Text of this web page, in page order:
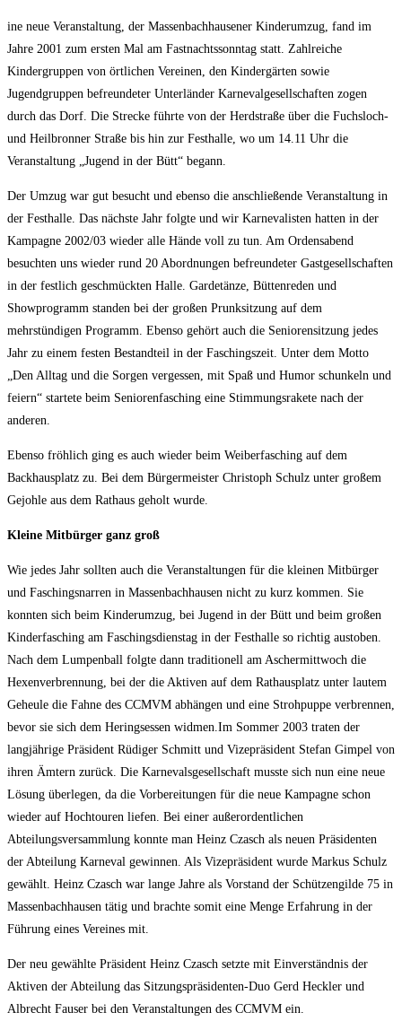
ine neue Veranstaltung, der Massenbachhausener Kinderumzug, fand im
Jahre 2001 zum ersten Mal am Fastnachtssonntag statt. Zahlreiche
Kindergruppen von örtlichen Vereinen, den Kindergärten sowie
Jugendgruppen befreundeter Unterländer Karnevalgesellschaften zogen
durch das Dorf. Die Strecke führte von der Herdstraße über die Fuchsloch-
und Heilbronner Straße bis hin zur Festhalle, wo um 14.11 Uhr die
Veranstaltung „Jugend in der Bütt“ begann.
Der Umzug war gut besucht und ebenso die anschließende Veranstaltung in
der Festhalle. Das nächste Jahr folgte und wir Karnevalisten hatten in der
Kampagne 2002/03 wieder alle Hände voll zu tun. Am Ordensabend
besuchten uns wieder rund 20 Abordnungen befreundeter Gastgesellschaften
in der festlich geschmückten Halle. Gardetänze, Büttenreden und
Showprogramm standen bei der großen Prunksitzung auf dem
mehrstündigen Programm. Ebenso gehört auch die Seniorensitzung jedes
Jahr zu einem festen Bestandteil in der Faschingszeit. Unter dem Motto
„Den Alltag und die Sorgen vergessen, mit Spaß und Humor schunkeln und
feiern“ startete beim Seniorenfasching eine Stimmungsrakete nach der
anderen.
Ebenso fröhlich ging es auch wieder beim Weiberfasching auf dem
Backhausplatz zu. Bei dem Bürgermeister Christoph Schulz unter großem
Gejohle aus dem Rathaus geholt wurde.
Kleine Mitbürger ganz groß
Wie jedes Jahr sollten auch die Veranstaltungen für die kleinen Mitbürger
und Faschingsnarren in Massenbachhausen nicht zu kurz kommen. Sie
konnten sich beim Kinderumzug, bei Jugend in der Bütt und beim großen
Kinderfasching am Faschingsdienstag in der Festhalle so richtig austoben.
Nach dem Lumpenball folgte dann traditionell am Aschermittwoch die
Hexenverbrennung, bei der die Aktiven auf dem Rathausplatz unter lautem
Geheule die Fahne des CCMVM abhängen und eine Strohpuppe verbrennen,
bevor sie sich dem Heringsessen widmen.Im Sommer 2003 traten der
langjährige Präsident Rüdiger Schmitt und Vizepräsident Stefan Gimpel von
ihren Ämtern zurück. Die Karnevalsgesellschaft musste sich nun eine neue
Lösung überlegen, da die Vorbereitungen für die neue Kampagne schon
wieder auf Hochtouren liefen. Bei einer außerordentlichen
Abteilungsversammlung konnte man Heinz Czasch als neuen Präsidenten
der Abteilung Karneval gewinnen. Als Vizepräsident wurde Markus Schulz
gewählt. Heinz Czasch war lange Jahre als Vorstand der Schützengilde 75 in
Massenbachhausen tätig und brachte somit eine Menge Erfahrung in der
Führung eines Vereines mit.
Der neu gewählte Präsident Heinz Czasch setzte mit Einverständnis der
Aktiven der Abteilung das Sitzungspräsidenten-Duo Gerd Heckler und
Albrecht Fauser bei den Veranstaltungen des CCMVM ein.